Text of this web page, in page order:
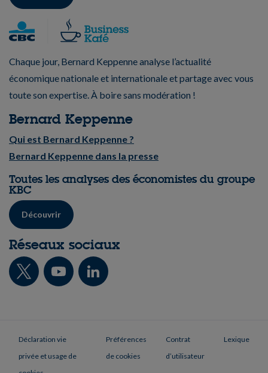
Chaque jour, Bernard Keppenne analyse l’actualité
économique nationale et internationale et partage avec vous
toute son expertise. À boire sans modération !
Bernard Keppenne
Qui est Bernard Keppenne ?
Bernard Keppenne dans la presse
Toutes les analyses des économistes du groupe
KBC
Découvrir
Réseaux sociaux
Déclaration vie
privée et usage de
Préférences
de cookies
Contrat
d’utilisateur
Lexique